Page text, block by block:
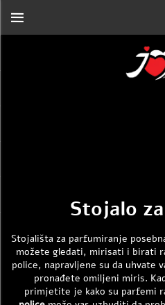
Stojalo
Stojališta za parfumiranje
možete gledati, mirisati i birati
police, napravljene su da uhvate
pronađete omiljeni miris.
primjetite je kako su parfemi